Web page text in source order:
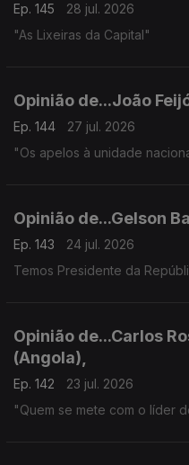
Ep. 145
28 jul. 2026
"As Lixeiras da Capital"
Opinião de...João
Ep. 144
27 jul. 2026
"Os apelos à unidade
Opinião de...Gelson
Ep. 143
24 jul. 2026
Temos Presidente da
Opinião de...Carlos
(Angola),
Ep. 142
23 jul. 2026
"Quem se mete com o líder